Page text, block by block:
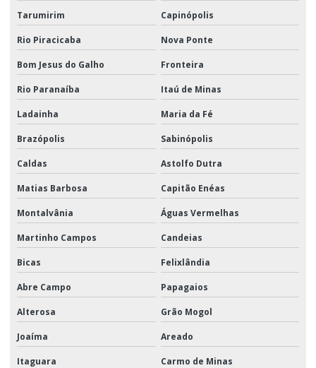
Tarumirim Capinópolis
Rio Piracicaba Nova Ponte
Bom Jesus do Galho Fronteira
Rio Paranaíba Itaú de Minas
Ladainha Maria da Fé
Brazópolis Sabinópolis
Caldas Astolfo Dutra
Matias Barbosa Capitão Enéas
Montalvânia Águas Vermelhas
Martinho Campos Candeias
Bicas Felixlândia
Abre Campo Papagaios
Alterosa Grão Mogol
Joaíma Areado
Itaguara Carmo de Minas